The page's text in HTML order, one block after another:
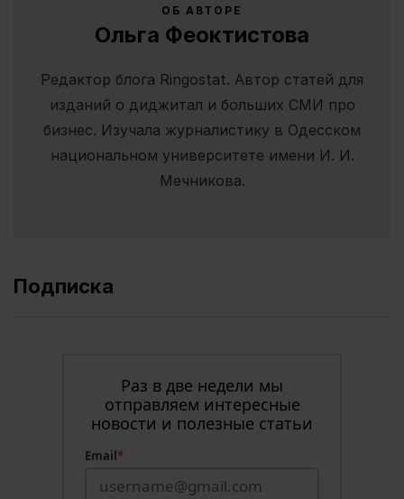
ОБ АВТОРЕ
Ольга Феоктистова
Редактор блога Ringostat. Автор статей для
изданий о диджитал и больших СМИ про
бизнес. Изучала журналистику в Одесском
национальном университете имени И. И.
Мечникова.
Подписка
Раз в две недели мы
отправляем интересные
новости и полезные статьи
Email*